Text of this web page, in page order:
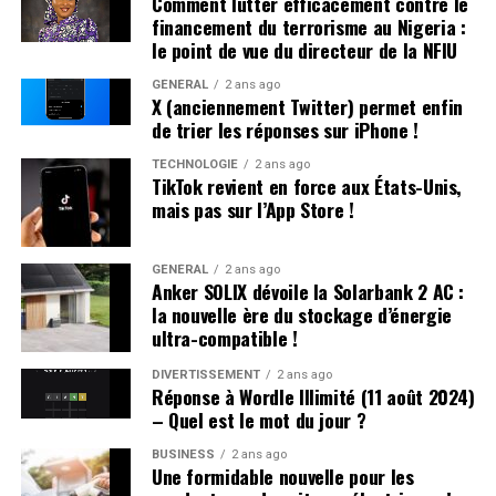
Victor Hugo », confie-t-il.
Une Enfance Entourée d’Autres « Hugo »
Dès son plus jeune âge, Hugo se retrouve entouré
d’autres enfants portant le même nom. Selon les
statistiques de l’Insee,7 694 garçons ont été
prénommés Hugo en 2000,faisant de ce prénom le
quatrième plus populaire cette année-là. À l’école
primaire,il côtoie plusieurs camarades appelés Thibault
et autres prénoms similaires. Pour éviter toute
confusion lors des appels en classe, les enseignants
ajoutent souvent la première lettre du nom de famille
après le prénom : ainsi devient-il rapidement « Hugo
D. », un surnom auquel il s’habitue sans arduousé.
Pensées sur l’Identité Associée au
Prénom
financement du terrorisme au Nigeria :
le point de vue du directeur de la NFIU
GÉNÉRAL 2 ans ago
X (anciennement Twitter) permet enfin
de trier les réponses sur iPhone !
TECHNOLOGIE 2 ans ago
TikTok revient en force aux États-Unis,
mais pas sur l’App Store !
GÉNÉRAL 2 ans ago
Anker SOLIX dévoile la Solarbank 2 AC :
la nouvelle ère du stockage d’énergie
ultra-compatible !
DIVERTISSEMENT 2 ans ago
Réponse à Wordle Illimité (11 août 2024)
– Quel est le mot du jour ?
BUSINESS 2 ans ago
Une formidable nouvelle pour les